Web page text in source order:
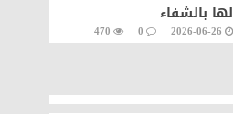
لها بالشفاء
2026-06-26
0
470